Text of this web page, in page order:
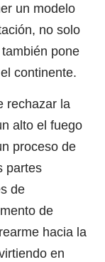
un modelo
no solo
pone
continente.
rechazar la
alto el fuego
proceso de
partes
de
de
hacia la
en